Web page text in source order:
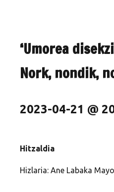
‘Umorea
Nork, nondik,
2023-04-21 @
Hitzaldia
Hizlaria: Ane Labaka